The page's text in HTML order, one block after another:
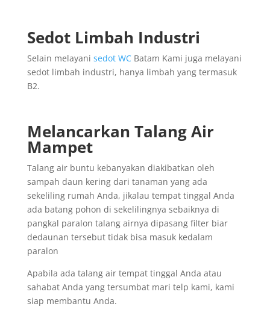
Sedot Limbah Industri
Selain melayani sedot WCBatam Kami juga melayani
sedot limbah industri, hanya limbah yang termasuk
B2.
Melancarkan Talang Air
Mampet
Talang air buntu kebanyakan diakibatkan oleh
sampah daun kering dari tanaman yang ada
sekeliling rumah Anda, jikalau tempat tinggal Anda
ada batang pohon di sekelilingnya sebaiknya di
pangkal paralon talang airnya dipasang filter biar
dedaunan tersebut tidak bisa masuk kedalam
paralon
Apabila ada talang air tempat tinggal Anda atau
sahabat Anda yang tersumbat mari telp kami, kami
siap membantu Anda.